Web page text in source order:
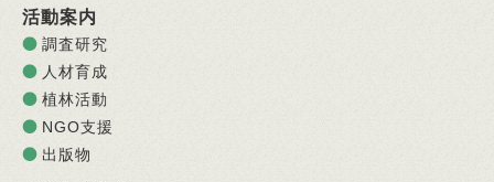
活動案内
調査研究
人材育成
植林活動
NGO支援
出版物